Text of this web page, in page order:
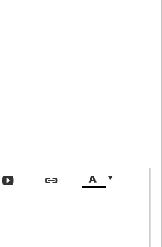
   